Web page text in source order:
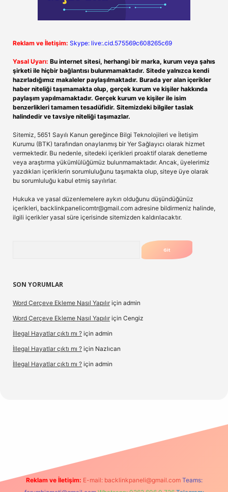
Reklam ve İletişim: Skype: live:.cid.575569c608265c69
Yasal Uyarı: Bu internet sitesi, herhangi bir marka, kurum veya şahıs
şirketi ile hiçbir bağlantısı bulunmamaktadır. Sitede yalnızca kendi
hazırladığımız makaleler paylaşılmaktadır. Burada yer alan içerikler
haber niteliği taşımamakta olup, gerçek kurum ve kişiler hakkında
paylaşım yapılmamaktadır. Gerçek kurum ve kişiler ile isim
benzerlikleri tamamen tesadüfidir. Sitemizdeki bilgiler taslak
halindedir ve tavsiye niteliği taşımazlar.
Sitemiz, 5651 Sayılı Kanun gereğince Bilgi Teknolojileri ve İletişim
Kurumu (BTK) tarafından onaylanmış bir Yer Sağlayıcı olarak hizmet
vermektedir. Bu nedenle, sitedeki içerikleri proaktif olarak denetleme
veya araştırma yükümlülüğümüz bulunmamaktadır. Ancak, üyelerimiz
yazdıkları içeriklerin sorumluluğunu taşımakta olup, siteye üye olarak
bu sorumluluğu kabul etmiş sayılırlar.
Hukuka ve yasal düzenlemelere aykırı olduğunu düşündüğünüz
içerikleri, backlinkpanelicomtr@gmail.com adresine bildirmeniz halinde,
ilgili içerikler yasal süre içerisinde sitemizden kaldırılacaktır.
SON YORUMLAR
Word Çerçeve Ekleme Nasıl Yapılır için admin
Word Çerçeve Ekleme Nasıl Yapılır için Cengiz
İllegal Hayatlar çıktı mı ? için admin
İllegal Hayatlar çıktı mı ? için Nazlıcan
İllegal Hayatlar çıktı mı ? için admin
Reklam ve İletişim: E-mail: backlinkpaneli@gmail.com Teams: